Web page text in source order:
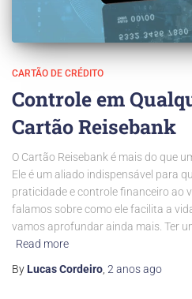
CARTÃO DE CRÉDITO
Controle em
Cartão Reisebank
O Cartão Reisebank é mais do que
Ele é um aliado indispensável para
praticidade e controle financeiro ao
falamos sobre como ele facilita a
vamos aprofundar ainda mais. Ter
Read more
By Lucas Cordeiro, 2 anosago